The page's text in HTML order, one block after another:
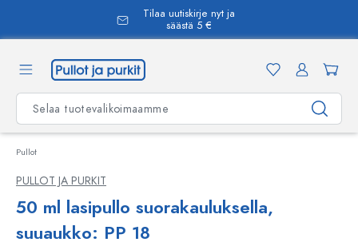
Tilaa uutiskirje nyt ja
säästä 5 €
Pullot
PULLOT JA PURKIT
50 ml lasipullo suorakauluksella,
suuaukko: PP 18